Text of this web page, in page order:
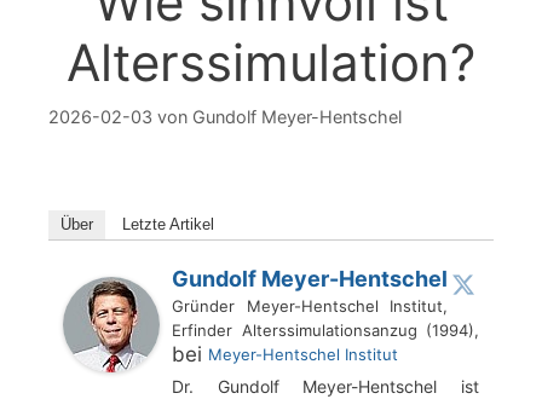
Alterssimulation?
2026-02-03 von Gundolf Meyer-Hentschel
Über Letzte Artikel
Gundolf Meyer-Hentschel
Gründer Meyer-Hentschel Institut,
Erfinder Alterssimulationsanzug (1994),
bei Meyer-Hentschel Institut
Dr. Gundolf Meyer-Hentschel ist